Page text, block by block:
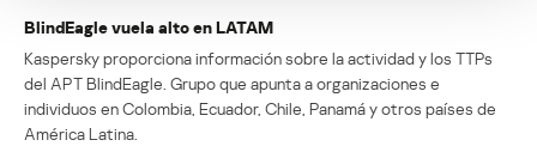
BlindEagle vuela alto en LATAM
Kaspersky proporciona información sobre la actividad y los TTPs
del APT BlindEagle. Grupo que apunta a organizaciones e
individuos en Colombia, Ecuador, Chile, Panamá y otros países de
América Latina.